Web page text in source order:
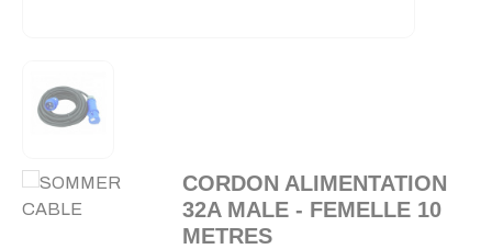
CORDON ALIMENTATION
32A MALE - FEMELLE 10
METRES